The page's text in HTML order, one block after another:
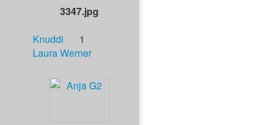
3347.jpg
Knuddi
1
Laura Werner